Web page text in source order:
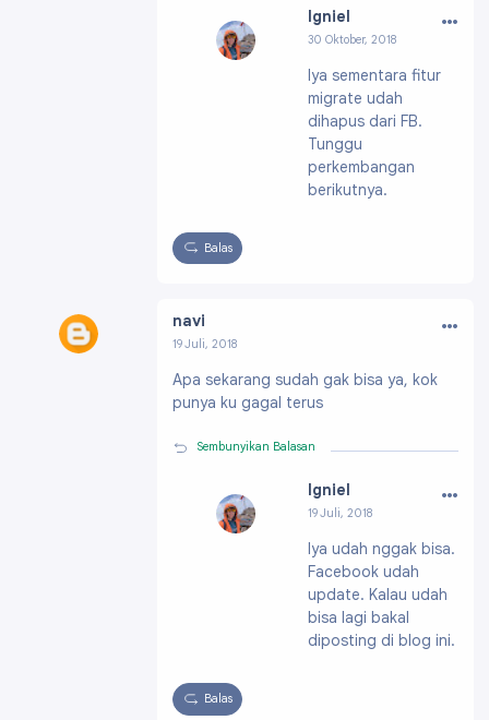
Igniel
30 Oktober, 2018
t.blogger.com/pro
file/091991703796
61896200
…
Iya sementara fitur
migrate udah
dihapus dari FB.
Tunggu
perkembangan
berikutnya.
Balas
navi
19 Juli, 2018
45261174322003
…
Apa sekarang sudah gak bisa ya, kok
punya ku gagal terus
Sembunyikan Balasan
Igniel
19 Juli, 2018
t.blogger.com/pro
file/091991703796
61896200
…
Iya udah nggak bisa.
Facebook udah
update. Kalau udah
bisa lagi bakal
diposting di blog ini.
Balas